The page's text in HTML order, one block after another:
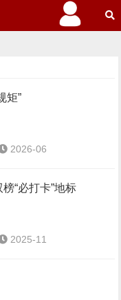
矩”
2026-06
“必打卡”地标
2025-11